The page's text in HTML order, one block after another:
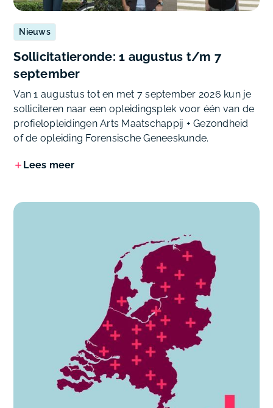
Nieuws
Sollicitatieronde: 1 augustus t/m 7
september
Van 1 augustus tot en met 7 september 2026 kun je
solliciteren naar een opleidingsplek voor één van de
profielopleidingen Arts Maatschappij + Gezondheid
of de opleiding Forensische Geneeskunde.
Lees meer